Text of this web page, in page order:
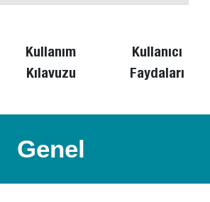
Kullanım
Kılavuzu
Kullanıcı
Faydaları
Genel